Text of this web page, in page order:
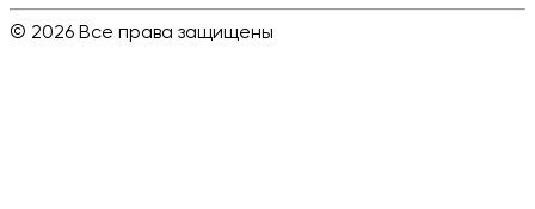
© 2026 Все права защищены